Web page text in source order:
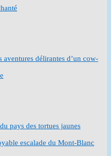
aventures délirantes d’un cow-
pays des tortues jaunes
escalade du Mont-Blanc